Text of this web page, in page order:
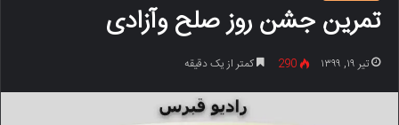
تمرین جشن روز صلح وآزادی
تیر ۱۹, ۱۳۹۹ 290 کمتر از یک دقیقه